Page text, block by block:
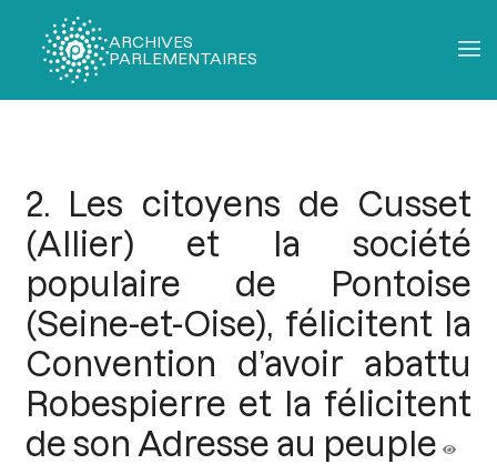
ARCHIVES
PARLEMENTAIRES
2. Les citoyens de Cusset
(Allier) et la société
populaire de Pontoise
(Seine-et-Oise), félicitent la
Convention d’avoir abattu
Robespierre et la félicitent
de son Adresse au peuple